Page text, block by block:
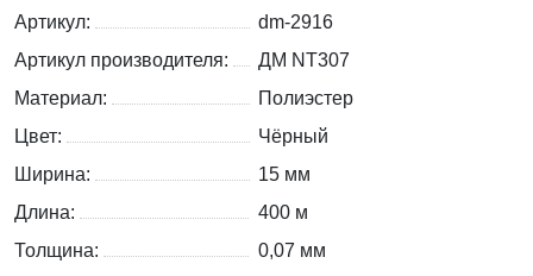
Артикул:
dm-2916
Артикул производителя:
ДМ NT307
Материал:
Полиэстер
Цвет:
Чёрный
Ширина:
15 мм
Длина:
400 м
Толщина:
0,07 мм